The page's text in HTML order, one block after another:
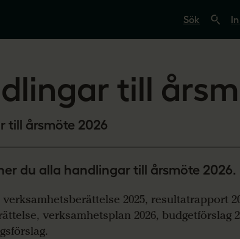
ö
p
r
a
.
s
till
till årsmöte 2026
du alla handlingar till årsmöte 2026.
2025, resultatrapport
verksamhetsplan 2026, budgetförslag